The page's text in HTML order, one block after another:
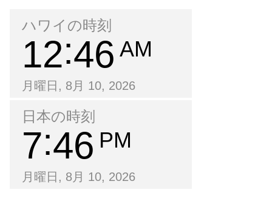
ハワイの時刻
12 46 AM
月曜日, 8月 10, 2026
日本の時刻
7 46 PM
月曜日, 8月 10, 2026